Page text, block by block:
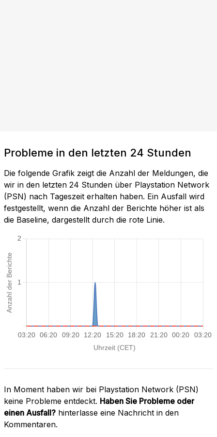
Probleme in den letzten 24 Stunden
Die folgende Grafik zeigt die Anzahl der Meldungen, die
wir in den letzten 24 Stunden über Playstation Network
(PSN) nach Tageszeit erhalten haben. Ein Ausfall wird
festgestellt, wenn die Anzahl der Berichte höher ist als
die Baseline, dargestellt durch die rote Linie.
In Moment haben wir bei Playstation Network (PSN)
keine Probleme entdeckt. Haben Sie Probleme oder
einen Ausfall? hinterlasse eine Nachricht in den
Kommentaren.